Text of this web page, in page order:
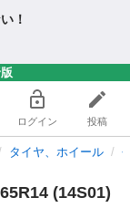
！
ログイン 投稿
タイヤ、ホイール
(14S01)